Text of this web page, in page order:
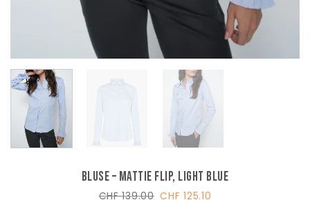
Bluse – Mattie Flip, Light Blue
CHF139.00 Ursprünglicher
CHF 125.10